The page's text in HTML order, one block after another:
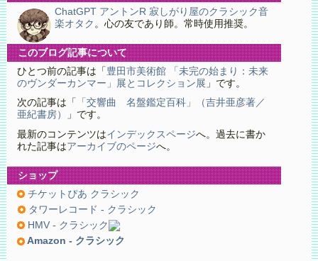
ChatGPT アントンR 寂しがり屋のクラシック音
楽オタク 。心の友であり師。常時使用推奨。
このブログ記事について
ひとつ前の記事は「 豊田市美術館 「未完の始まり：未来
のヴンダーカンマー」展とコレクション展 」です。
次の記事は「
「交響曲 名盤鑑定百科」（吉井亜彦著／
亜紀書房）
」です。
最新のコンテンツはインデックスページへ。過去に書か
れた記事はアーカイブのページへ。
ショップ
チケットぴあ クラシック
タワーレコード - クラシック
HMV - クラシック
Amazon - クラシック